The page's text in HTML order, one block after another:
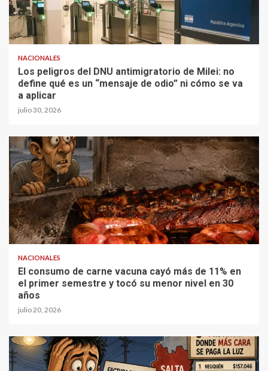
NACIONALES
Los peligros del DNU antimigratorio de Milei: no
define qué es un “mensaje de odio” ni cómo se va
a aplicar
julio 30, 2026
NACIONALES
El consumo de carne vacuna cayó más de 11% en
el primer semestre y tocó su menor nivel en 30
años
julio 20, 2026